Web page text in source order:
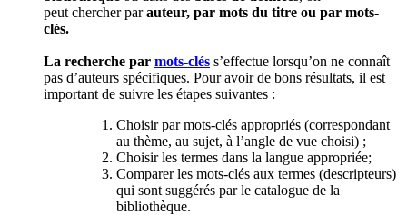
peut chercher parauteur, par mots du titre ou par mots-
clés.
La recherche par mots-clés s’effectue lorsqu’on ne connaît
pas d’auteurs spécifiques. Pour avoir de bons résultats, il est
important de suivre les étapes suivantes :
Choisir par mots-clés appropriés (correspondant
au thème, au sujet, à l’angle de vue choisi) ;
Choisir les termes dans la langue appropriée;
Comparer les mots-clés aux termes (descripteurs)
qui sont suggérés par le catalogue de la
bibliothèque.